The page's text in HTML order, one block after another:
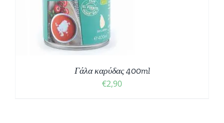
Γάλα καρύδας 400ml
€2,90